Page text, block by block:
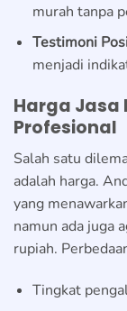
murah tanpa
Testimoni
menjadi
Harga Jasa
Profesional
Salah satu
adalah harga.
yang
namun ada juga
rupiah.
Tingkat